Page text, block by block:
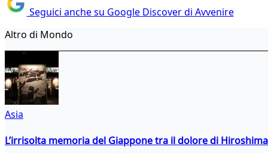
Seguici anche su Google Discover di Avvenire
Altro di Mondo
Asia
L’irrisolta memoria del Giappone tra il dolore di